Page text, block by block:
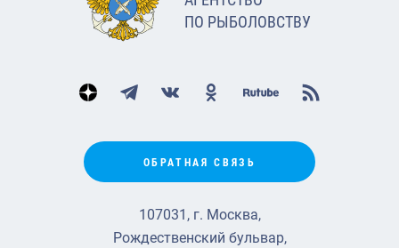
ПО РЫБОЛОВСТВУ
ОБРАТНАЯ СВЯЗЬ
107031, г. Москва,
Рождественский бульвар,